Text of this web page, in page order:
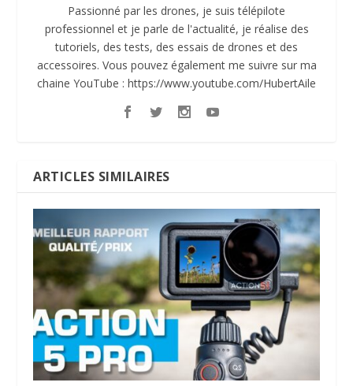
Passionné par les drones, je suis télépilote
professionnel et je parle de l'actualité, je réalise des
tutoriels, des tests, des essais de drones et des
accessoires. Vous pouvez également me suivre sur ma
chaine YouTube : https://www.youtube.com/HubertAile
ARTICLES SIMILAIRES